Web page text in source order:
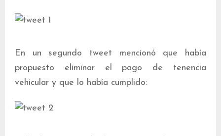
En un segundo tweet mencionó que había
propuesto eliminar el pago de tenencia
vehicular y que lo había cumplido: